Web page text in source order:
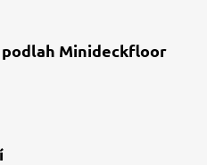
Minideckfloor